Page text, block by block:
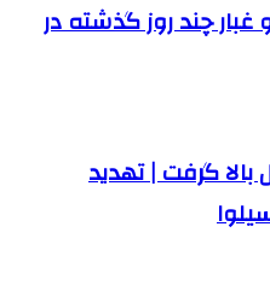
چند روز گذشته در
بالا گرفت | تهدید